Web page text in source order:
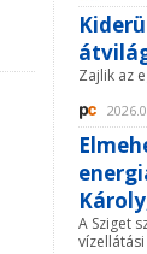
Zajlik az
A Sziget